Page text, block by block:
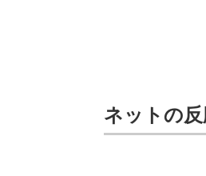
ネットの